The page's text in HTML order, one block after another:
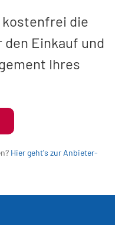
kostenfrei die
Einkauf und
Ihres
Hier geht's zur Anbieter-